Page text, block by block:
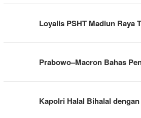
Loyalis PSHT Madiun Raya
Prabowo–Macron Bahas
Kapolri Halal Bihalal